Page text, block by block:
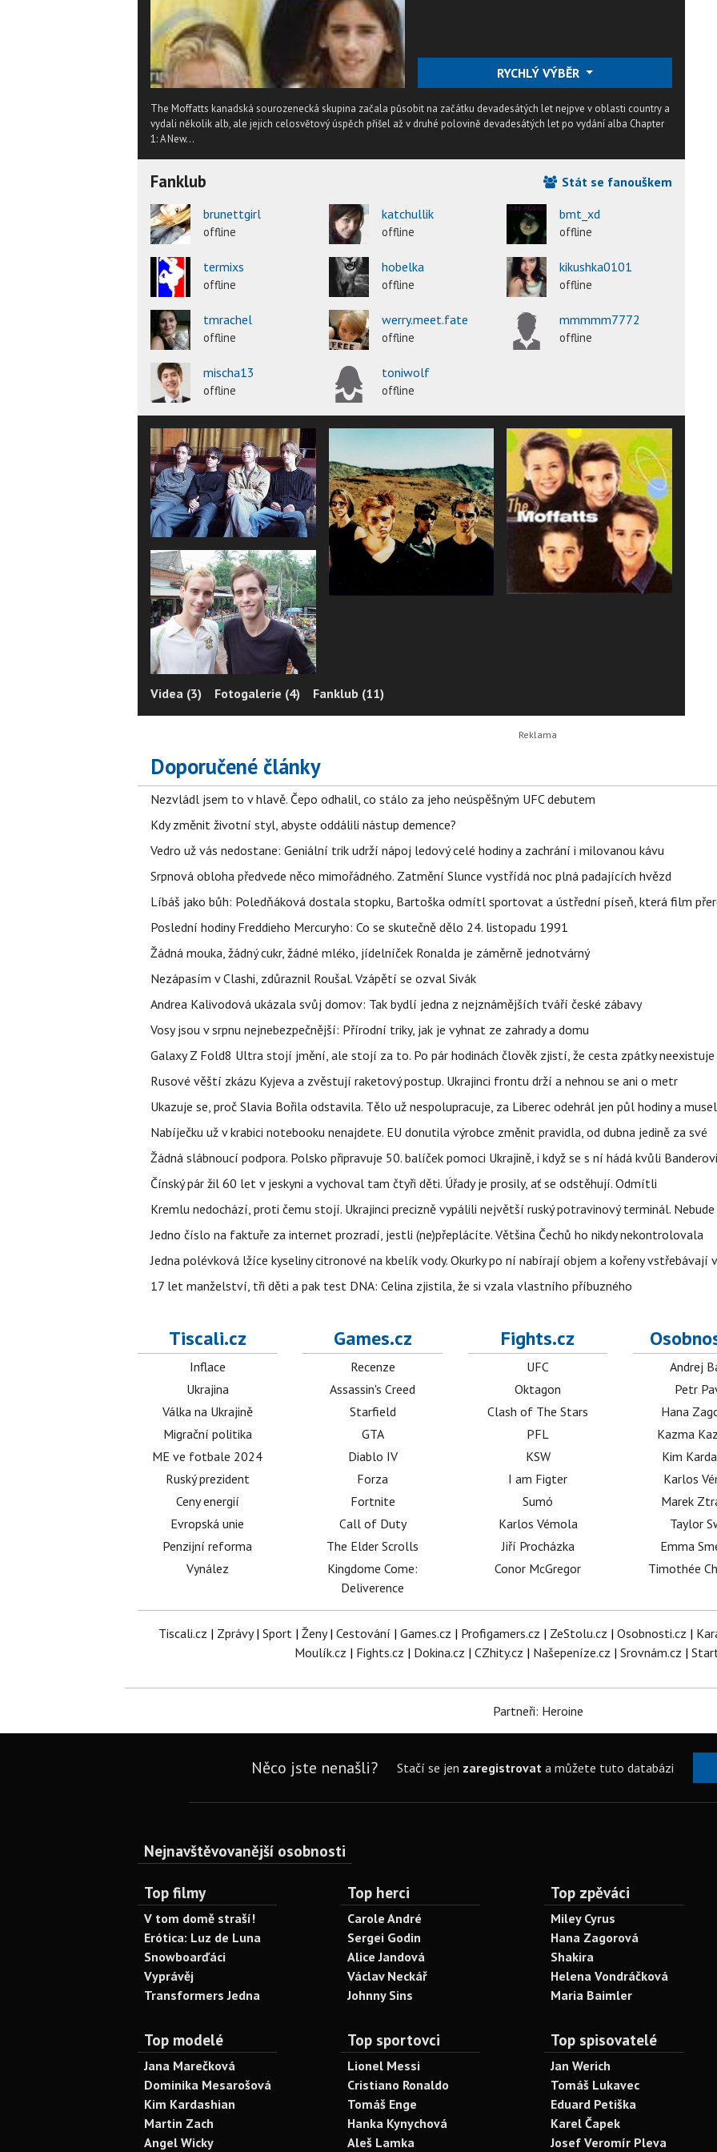
RYCHLÝ VÝBĚR
The Moffatts kanadská sourozenecká skupina začala působit na začátku devadesátých let nejpve v oblasti country a
vydali několik alb, ale jejich celosvětový úspěch přišel až v druhé polovině devadesátých let po vydání alba Chapter
1: A New...
Fanklub
Stát se fanouškem
brunettgirl
offline
katchullik
offline
bmt_xd
offline
termixs
offline
hobelka
offline
kikushka0101
offline
tmrachel
offline
werry.meet.fate
offline
mmmmm7772
offline
mischa13
offline
toniwolf
offline
Videa (3) Fotogalerie (4) Fanklub (11)
Doporučené články
Nezvládl jsem to v hlavě. Čepo odhalil, co stálo za jeho neúspěšným UFC debutem
Kdy změnit životní styl, abyste oddálili nástup demence?
Vedro už vás nedostane: Geniální trik udrží nápoj ledový celé hodiny a zachrání i milovanou kávu
Srpnová obloha předvede něco mimořádného. Zatmění Slunce vystřídá noc plná padajících hvězd
Líbáš jako bůh: Poledňáková dostala stopku, Bartoška odmítl sportovat a ústřední píseň, která film
Poslední hodiny Freddieho Mercuryho: Co se skutečně dělo 24. listopadu 1991
Žádná mouka, žádný cukr, žádné mléko, jídelníček Ronalda je záměrně jednotvárný
Nezápasím v Clashi, zdůraznil Roušal. Vzápětí se ozval Sivák
Andrea Kalivodová ukázala svůj domov: Tak bydlí jedna z nejznámějších tváří české zábavy
Vosy jsou v srpnu nejnebezpečnější: Přírodní triky, jak je vyhnat ze zahrady a domu
Galaxy Z Fold8 Ultra stojí jmění, ale stojí za to. Po pár hodinách člověk zjistí, že cesta zpátky neexistuje
Rusové věští zkázu Kyjeva a zvěstují raketový postup. Ukrajinci frontu drží a nehnou se ani o metr
Ukazuje se, proč Slavia Bořila odstavila. Tělo už nespolupracuje, za Liberec odehrál jen půl hodiny a
Nabíječku už v krabici notebooku nenajdete. EU donutila výrobce změnit pravidla, od dubna jedině za své
Žádná slábnoucí podpora. Polsko připravuje 50. balíček pomoci Ukrajině, i když se s ní hádá kvůli Banderovi
Čínský pár žil 60 let v jeskyni a vychoval tam čtyři děti. Úřady je prosily, ať se odstěhují. Odmítli
Kremlu nedochází, proti čemu stojí. Ukrajinci precizně vypálili největší ruský potravinový terminál.
Jedno číslo na faktuře za internet prozradí, jestli (ne)přeplácíte. Většina Čechů ho nikdy nekontrolovala
Jedna polévková lžíce kyseliny citronové na kbelík vody. Okurky po ní nabírají objem a kořeny vstřebávají
17 let manželství, tři děti a pak test DNA: Celina zjistila, že si vzala vlastního příbuzného
Tiscali.cz
Inflace
Ukrajina
Válka na Ukrajině
Migrační politika
ME ve fotbale 2024
Ruský prezident
Ceny energií
Evropská unie
Penzijní reforma
Vynález
Games.cz
Recenze
Assassin's Creed
Starfield
GTA
Diablo IV
Forza
Fortnite
Call of Duty
The Elder Scrolls
Kingdome Come:
Deliverence
Fights.cz
UFC
Oktagon
Clash of The Stars
PFL
KSW
I am Figter
Sumó
Karlos Vémola
Jiří Procházka
Conor McGregor
Andrej
Petr
Hana
Kazma
Kim
Karlos
Marek
Taylor
Emma
Timothée
Tiscali.cz | Zprávy| Sport| Ženy| Cestování | Games.cz | Profigamers.cz | ZeStolu.cz | Osobnosti.cz |
Moulík.cz | Fights.cz | Dokina.cz | CZhity.cz | Našepeníze.cz | Srovnám.cz |
Partneři: Heroine
Něco jste nenašli? Stačí se jen zaregistrovata můžete tuto databázi
Nejnavštěvovanější osobnosti
Top filmy
V tom domě straší!
Erótica: Luz de Luna
Snowboarďáci
Vyprávěj
Transformers Jedna
Top herci
Carole André
Sergei Godin
Alice Jandová
Václav Neckář
Johnny Sins
Top zpěváci
Miley Cyrus
Hana Zagorová
Shakira
Helena Vondráčková
Maria Baimler
Top modelé
Jana Marečková
Dominika Mesarošová
Kim Kardashian
Martin Zach
Angel Wicky
Top sportovci
Lionel Messi
Cristiano Ronaldo
Tomáš Enge
Hanka Kynychová
Aleš Lamka
Top spisovatelé
Jan Werich
Tomáš Lukavec
Eduard Petiška
Karel Čapek
Josef Veromír Pleva